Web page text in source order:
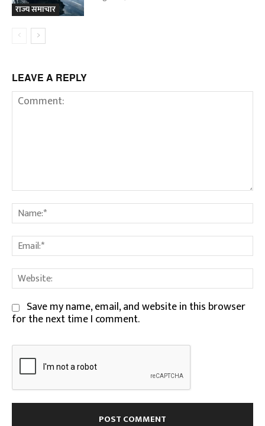
राज्य समाचार
LEAVE A REPLY
Comment:
Save my name, email, and website in this browser
for the next time I comment.